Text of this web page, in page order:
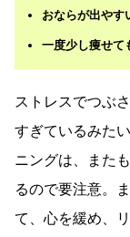
おならが出やす
一度少し痩せて
ストレスでつぶ
すぎているみた
ニングは、また
るので要注意。
て、心を緩め、